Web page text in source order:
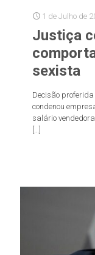
1 de Julho de
Justiça
sexista
Decisão
condenou
salário
[…]